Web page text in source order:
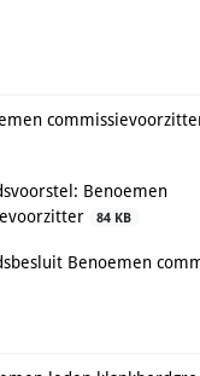
Benoemen
84 KB
Benoemen